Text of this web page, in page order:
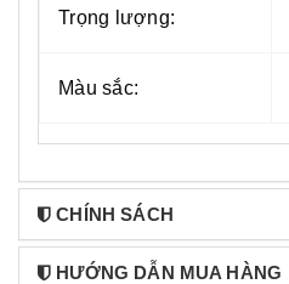
Trọng lượng:
Màu sắc:
CHÍNH SÁCH
HƯỚNG DẪN MUA HÀNG